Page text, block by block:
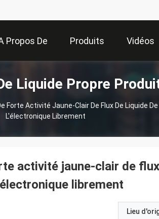
Propos De
Nous
Produits Vidéos
Liquide Propre
Forte Activité Jaune-Clair De Flux De Liquide
L'électronique Librement
activité jaune-clair de
librement
Lieu